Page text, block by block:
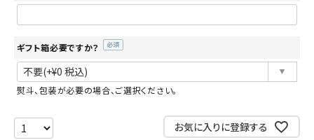
ギフト箱必要ですか？
熨斗、包装が必要の場合、ご選択ください。
お気に入りに登録する